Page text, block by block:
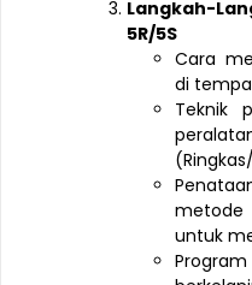
Langkah-
5R/5S
Cara
di
Teknik
untuk